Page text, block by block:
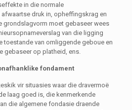
in die normale
druk in, opheffingskrag en
grondslagvorm moet gebaseer wees
van die ligging
toestande van omliggende geboue en
gebaseer op platheid, ens.
fondament
vir situasies waar die dravermoë
laag goed is, die kenmerkende
die algemene fondasie draende